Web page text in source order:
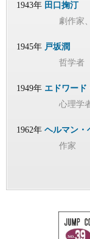
1943年 田口掬汀
劇作家
1945年 戸坂潤
哲学者
1949年 エドワード
心理学
1962年 ヘルマン・
作家